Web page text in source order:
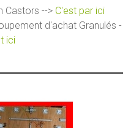
Castors --> C'est par ici
d'achat Granulés -
ici